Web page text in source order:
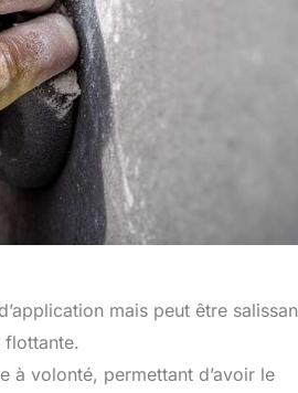
mais peut être
flottante.
à volonté, permettant d’avoir le